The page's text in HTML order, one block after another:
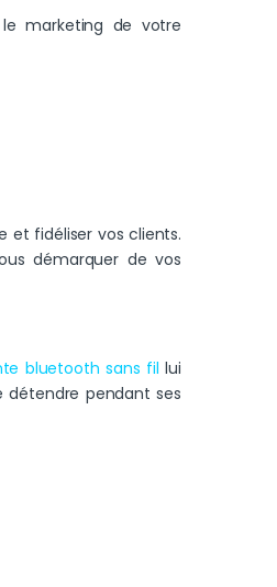
marketing de votre
et fidéliser vos clients.
démarquer de vos
bluetooth sans fil lui
pendant ses